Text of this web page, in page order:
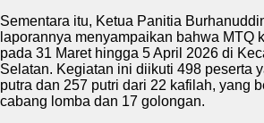
Sementara itu, Ketua Panitia
laporannya menyampaikan bahwa MTQ
pada 31 Maret hingga 5 April 2026 di
Selatan. Kegiatan ini diikuti 498 peserta
putra dan 257 putri dari 22 kafilah, yang
cabang lomba dan 17 golongan.